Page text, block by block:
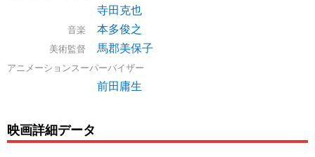
寺田克也
音楽 本多俊之
美術監督 馬郡美保子
アニメーションスーパーバイザー
前田庸生
映画詳細データ